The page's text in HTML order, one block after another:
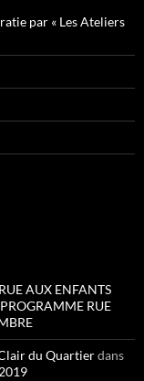
par « Les Ateliers
AUX ENFANTS
PROGRAMME RUE
du Quartierdans